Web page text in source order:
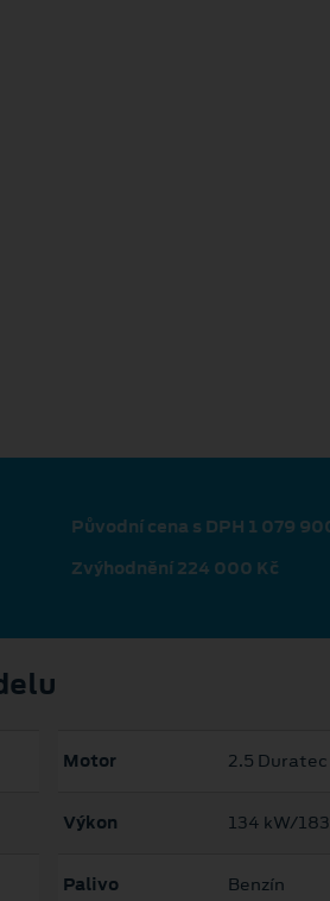
Původní cena s DPH 1 079
Zvýhodnění 224 000 Kč
Motor 2.5
Výkon 134 kW/
Palivo Benzín